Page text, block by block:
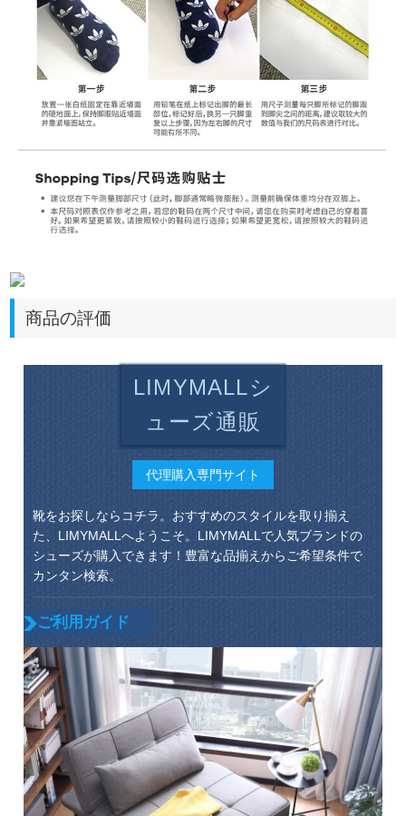
商品の評価
LIMYMALLシ
ューズ通販
代理購入専門サイト
靴をお探しならコチラ。おすすめのスタイルを取り揃え
た、LIMYMALLへようこそ。LIMYMALLで人気ブランドの
シューズが購入できます！豊富な品揃えからご希望条件で
カンタン検索。
ご利用ガイド